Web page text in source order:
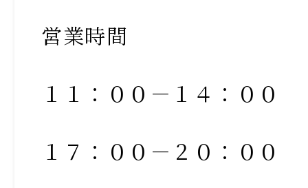
営業時間
１１：００－１４：００
１７：００－２０：００